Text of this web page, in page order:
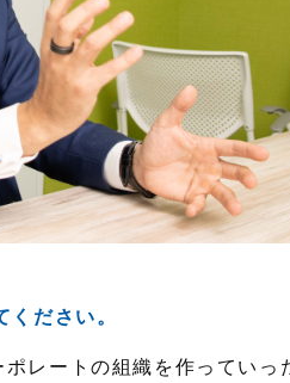
ださい。
レートの組織を作っていっ